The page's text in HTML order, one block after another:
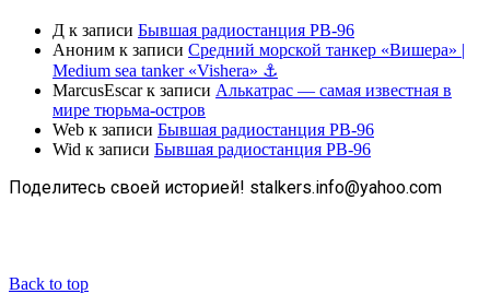
Д к записи Бывшая радиостанция РВ-96
Аноним к записи Средний морской танкер «Вишера» |
Medium sea tanker «Vishera» ⚓
MarcusEscarк записи Алькатрас — самая известная в
мире тюрьма-остров
Web к записи Бывшая радиостанция РВ-96
Wid к записи Бывшая радиостанция РВ-96
Поделитесь своей историей! stalkers.info@yahoo.com
Back to top